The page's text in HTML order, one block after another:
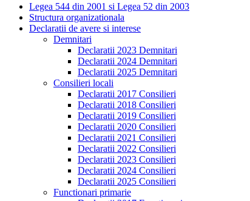
Legea 544 din 2001 si Legea 52 din 2003
Structura organizationala
Declaratii de avere si interese
Demnitari
Declaratii 2023 Demnitari
Declaratii 2024 Demnitari
Declaratii 2025 Demnitari
Consilieri locali
Declaratii 2017 Consilieri
Declaratii 2018 Consilieri
Declaratii 2019 Consilieri
Declaratii 2020 Consilieri
Declaratii 2021 Consilieri
Declaratii 2022 Consilieri
Declaratii 2023 Consilieri
Declaratii 2024 Consilieri
Declaratii 2025 Consilieri
Functionari primarie